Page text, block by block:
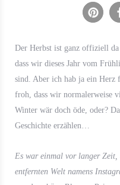
Der Herbst ist ganz offiziell
dass wir dieses Jahr vom
sind. Aber ich hab ja ein Herz
froh, dass wir normalerweise
Winter wär doch öde, oder?
Geschichte erzählen…
Es war einmal vor langer Zeit,
entfernten Welt namens